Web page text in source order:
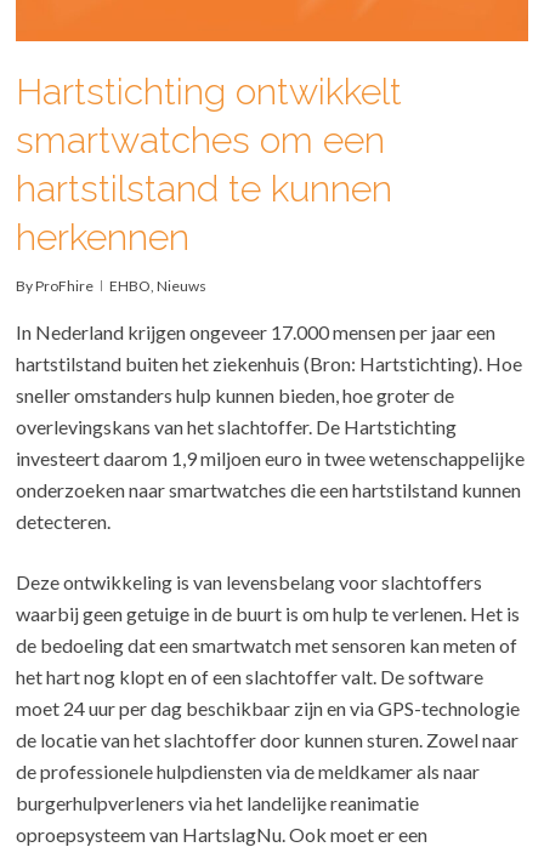
Hartstichting ontwikkelt
smartwatches om een
hartstilstand te kunnen
herkennen
ByProFhire EHBO ,Nieuws
In Nederland krijgen ongeveer 17.000 mensen per jaar een
hartstilstand buiten het ziekenhuis (Bron: Hartstichting). Hoe
sneller omstanders hulp kunnen bieden, hoe groter de
overlevingskans van het slachtoffer. De Hartstichting
investeert daarom 1,9 miljoen euro in twee wetenschappelijke
onderzoeken naar smartwatches die een hartstilstand kunnen
detecteren.
Deze ontwikkeling is van levensbelang voor slachtoffers
waarbij geen getuige in de buurt is om hulp te verlenen. Het is
de bedoeling dat een smartwatch met sensoren kan meten of
het hart nog klopt en of een slachtoffer valt. De software
moet 24 uur per dag beschikbaar zijn en via GPS-technologie
de locatie van het slachtoffer door kunnen sturen. Zowel naar
de professionele hulpdiensten via de meldkamer als naar
burgerhulpverleners via het landelijke reanimatie
oproepsysteem van HartslagNu. Ook moet er een